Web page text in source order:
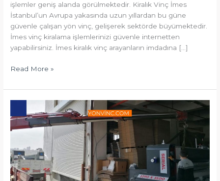
işlemler geniş alanda görülmektedir. Kiralık Vinç İmes
İstanbul’un Avrupa yakasında uzun yıllardan bu güne
güvenle çalışan yön vinç, gelişerek sektörde büyümektedir.
İmes vinç kiralama işlemlerinizi güvenle internetten
yapabilirsiniz. İmes kiralık vinç arayanların imdadına […]
Read More »
Vinç
Kiralama
Vinç
Kozyatagı